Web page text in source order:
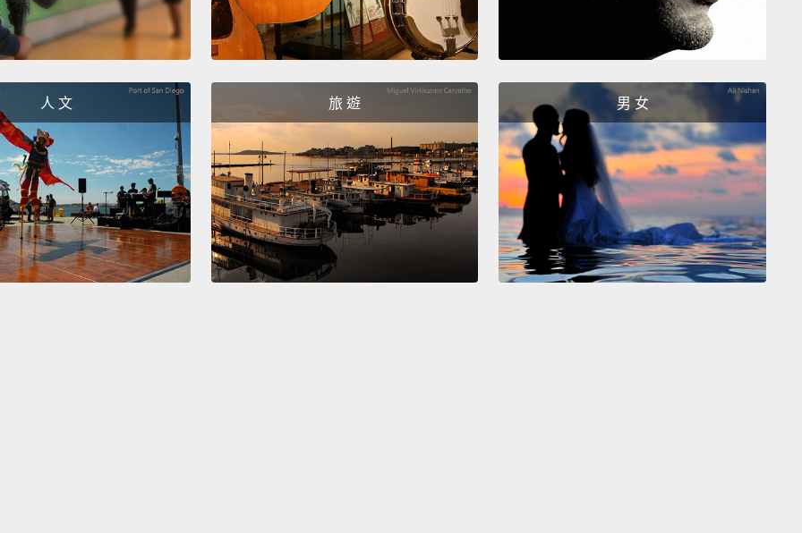
Oh, thank you.
喔，謝謝。
It's my pleasure.
我的榮幸。
Oh, no, it's my pleasure.
喔，不，是我的榮幸。
Thank you very much.
人 文 旅 遊 男 女